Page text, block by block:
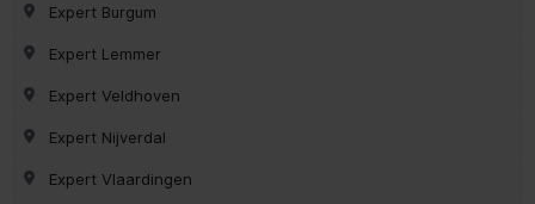
Expert Burgum
Expert Lemmer
Expert Veldhoven
Expert Nijverdal
Expert Vlaardingen